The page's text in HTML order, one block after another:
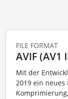
FILE FORMAT
AVIF (AV1
Mit der
2019 ein